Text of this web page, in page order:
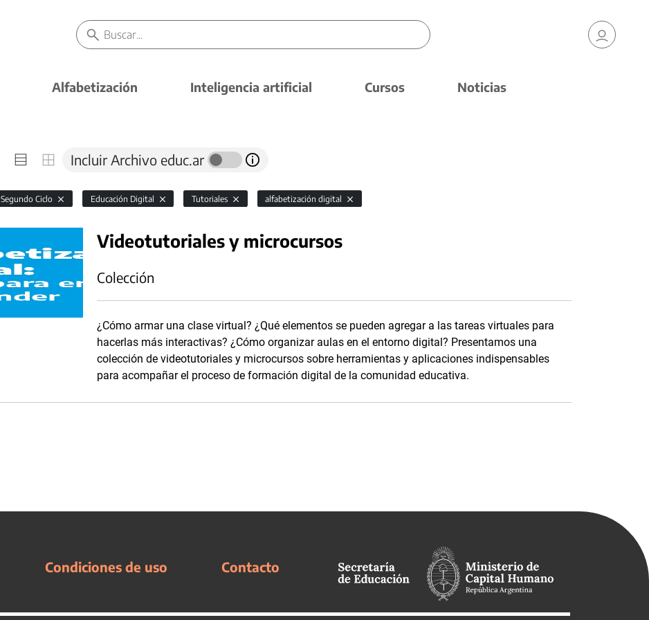
Alfabetización Inteligencia artificial Cursos Noticias
Incluir Archivo educ.ar
Segundo Ciclo Educación Digital Tutoriales alfabetización digital
Videotutoriales y microcursos
Colección
¿Cómo armar una clase virtual? ¿Qué elementos se pueden agregar a las tareas virtuales para
hacerlas más interactivas? ¿Cómo organizar aulas en el entorno digital? Presentamos una
colección de videotutoriales y microcursos sobre herramientas y aplicaciones indispensables
para acompañar el proceso de formación digital de la comunidad educativa.
Condiciones de uso Contacto